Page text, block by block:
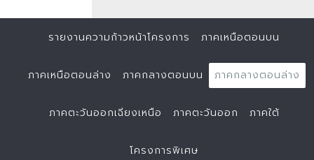
รายงานความก้าวหน้าโครงการ ภาคเหนือตอนบน
ภาคเหนือตอนล่าง ภาคกลางตอนบน ภาคกลางตอนล่าง
ภาคตะวันออกเฉียงเหนือ ภาคตะวันออก ภาคใต้
โครงการพิเศษ